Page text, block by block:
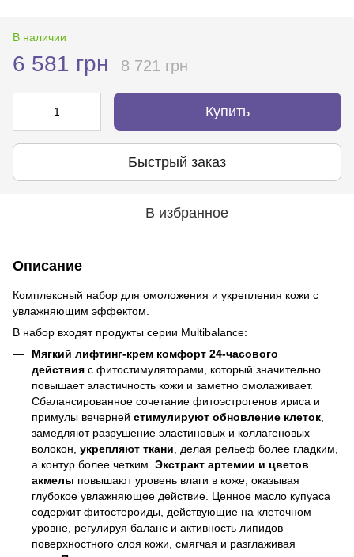
В наличии
6 581 грн 8 721 грн
Купить
Быстрый заказ
В избранное
Описание
Комплексный набор для омоложения и укрепления кожи с
увлажняющим эффектом.
В набор входят продукты серии Multibalance:
Мягкий лифтинг-крем комфорт 24-часового
действия с фитостимуляторами, который значительно
повышает эластичность кожи и заметно омолаживает.
Сбалансированное сочетание фитоэстрогенов ириса и
примулы вечерней стимулируют обновление клеток
замедляют разрушение эластиновых и коллагеновых
волокон, укрепляют ткани , делая рельеф более гладким,
а контур более четким. Экстракт артемии и цветов
акмелы повышают уровень влаги в коже, оказывая
глубокое увлажняющее действие. Ценное масло купуаса
содержит фитостероиды, действующие на клеточном
уровне, регулируя баланс и активность липидов
поверхностного слоя кожи, смягчая и разглаживая